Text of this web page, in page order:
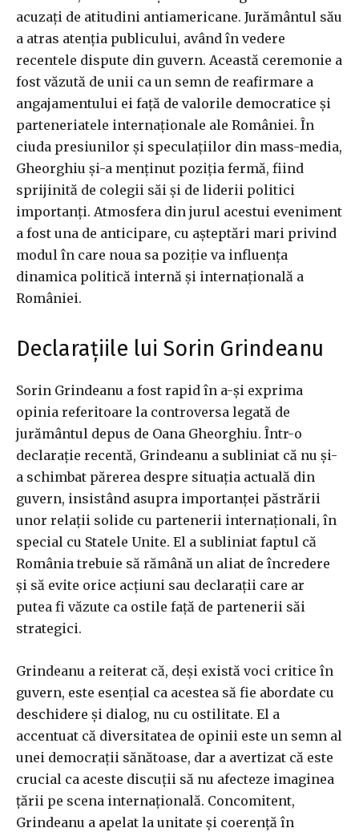
acuzați de atitudini antiamericane. Jurământul său
a atras atenția publicului, având în vedere
recentele dispute din guvern. Această ceremonie a
fost văzută de unii ca un semn de reafirmare a
angajamentului ei față de valorile democratice și
parteneriatele internaționale ale României. În
ciuda presiunilor și speculațiilor din mass-media,
Gheorghiu și-a menținut poziția fermă, fiind
sprijinită de colegii săi și de liderii politici
importanți. Atmosfera din jurul acestui eveniment
a fost una de anticipare, cu așteptări mari privind
modul în care noua sa poziție va influența
dinamica politică internă și internațională a
României.
Declarațiile lui Sorin Grindeanu
Sorin Grindeanu a fost rapid în a-și exprima
opinia referitoare la controversa legată de
jurământul depus de Oana Gheorghiu. Într-o
declarație recentă, Grindeanu a subliniat că nu și-
a schimbat părerea despre situația actuală din
guvern, insistând asupra importanței păstrării
unor relații solide cu partenerii internaționali, în
special cu Statele Unite. El a subliniat faptul că
România trebuie să rămână un aliat de încredere
și să evite orice acțiuni sau declarații care ar
putea fi văzute ca ostile față de partenerii săi
strategici.
Grindeanu a reiterat că, deși există voci critice în
guvern, este esențial ca acestea să fie abordate cu
deschidere și dialog, nu cu ostilitate. El a
accentuat că diversitatea de opinii este un semn al
unei democrații sănătoase, dar a avertizat că este
crucial ca aceste discuții să nu afecteze imaginea
țării pe scena internațională. Concomitent,
Grindeanu a apelat la unitate și coerență în